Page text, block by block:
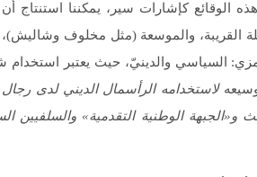
الوقائع كإشارات سير، يمكننا استنتاج
القريبة، والموسعة (مثل مخلوف وشاليش)،
السياسي والدينيّ، حيث يعتبر
لاستخدامه الرأسمال الديني لدى
الوطنية التقدمية» والسلفيين